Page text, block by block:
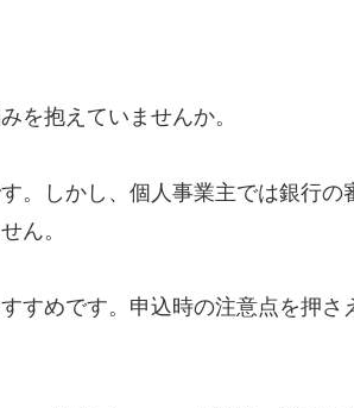
を抱えていませんか。
。しかし、個人事業主では銀行の
ん。
すめです。申込時の注意点を押さ